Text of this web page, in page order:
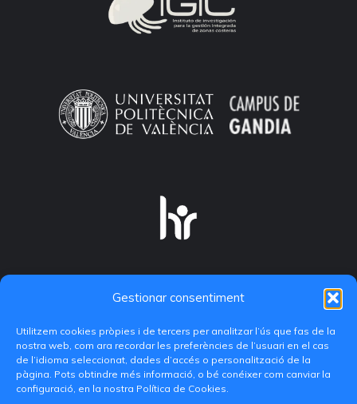
Gestionar consentiment
Utilitzem cookies pròpies i de tercers per analitzar l’ús que fas de la
nostra web, com ara recordar les preferències de l’usuari en el cas
de l’idioma seleccionat, dades d’accés o personalització de la
pàgina. Pots obtindre més informació, o bé conéixer com canviar la
configuració, en la nostra Política de Cookies.
C/ Paranimf, 1 - 46730 Grau de Gandia